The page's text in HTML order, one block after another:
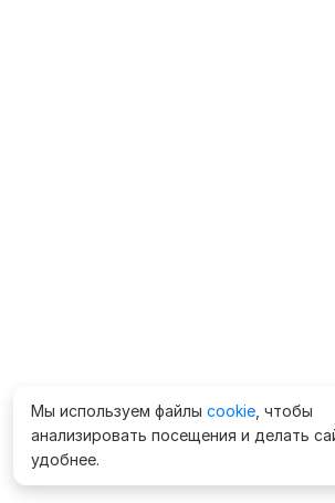
Мы используем файлы cookie , чтобы
анализировать посещения и делать
удобнее.